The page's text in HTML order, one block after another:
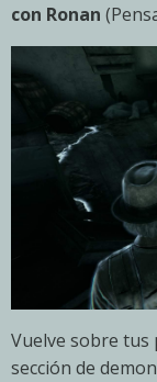
con Ronan
Vuelve sobre tus
sección de